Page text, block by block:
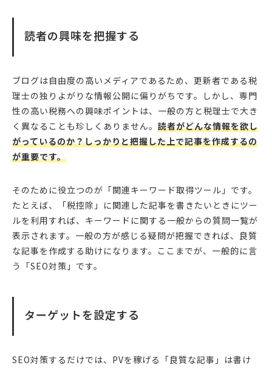
読者の興味を把握する
ブログは自由度の高いメディアであるため、更新者である税
理士の独りよがりな情報公開に偏りがちです。しかし、専門
性の高い税務への興味ポイントは、一般の方と税理士で大き
く異なることも珍しくありません。 読者がどんな情報を欲し
がっているのか？しっかりと把握した上で記事を作成するの
が重要です。
そのために役立つのが「関連キーワード取得ツール」です。
たとえば、「税控除」に関連した記事を書きたいときにツー
ルを利用すれば、キーワードに関する一般からの質問一覧が
表示されます。一般の方が感じる疑問が把握できれば、良質
な記事を作成する助けになります。ここまでが、一般的に言
う「SEO対策」です。
ターゲットを設定する
SEO対策するだけでは、PVを稼げる「良質な記事」は書け